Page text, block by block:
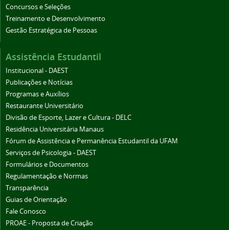
Concursos e Seleções
Treinamento e Desenvolvimento
Gestão Estratégica de Pessoas
Assistência Estudantil
Institucional - DAEST
Publicações e Notícias
Programas e Auxílios
Restaurante Universitário
Divisão de Esporte, Lazer e Cultura - DELC
Residência Universitária Manaus
Fórum de Assistência e Permanência Estudantil da UFAM
Serviços de Psicologia - DAEST
Formulários e Documentos
Regulamentação e Normas
Transparência
Guias de Orientação
Fale Conosco
PROAE - Proposta de Criação